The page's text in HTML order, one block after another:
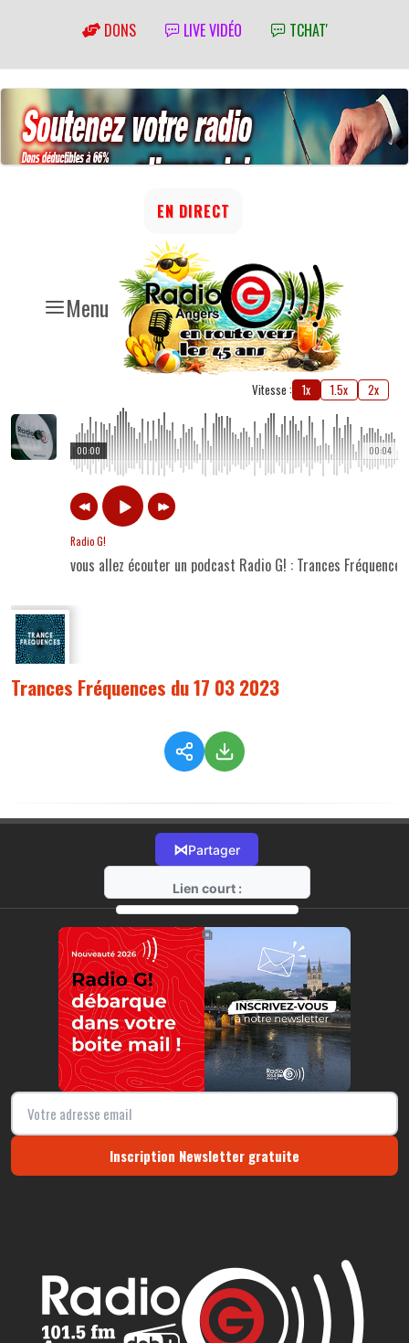
DONS LIVE VIDÉO TCHAT'
Menu
EN DIRECT
Vitesse : 1x 1.5x 2x
00:04
00:00
Radio G!
vous allez écouter un podcast Radio G! : Trances
Trances Fréquences du 17 03 2023
⋈Partager
Lien court :
https://radio-g.fr?10987
⧉
Inscription Newsletter gratuite